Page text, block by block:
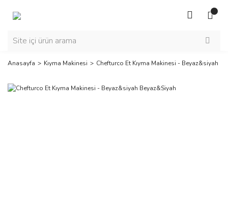
Anasayfa Kıyma Makinesi Chefturco Et Kıyma Makinesi - Beyaz&siyah